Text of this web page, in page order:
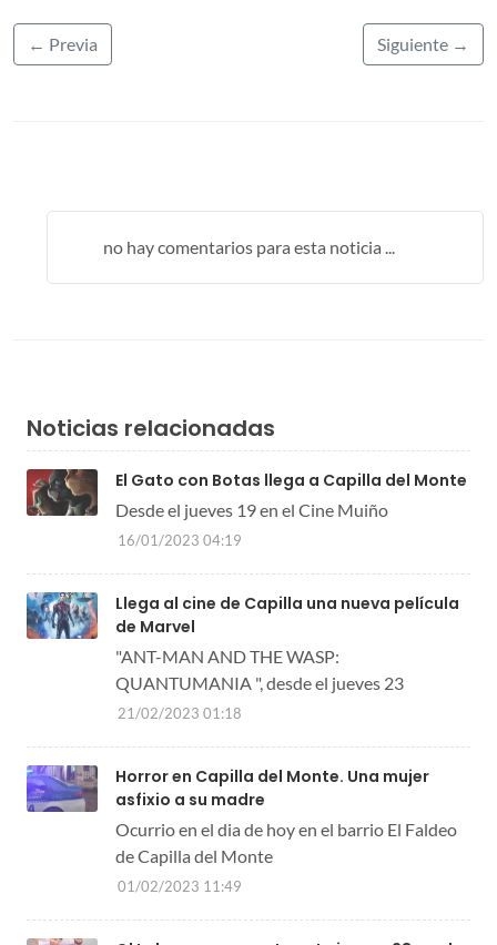
← Previa Siguiente →
no hay comentarios para esta noticia ...
Noticias relacionadas
El Gato con Botas llega a Capilla del Monte
Desde el jueves 19 en el Cine Muiño
16/01/2023 04:19
Llega al cine de Capilla una nueva película
de Marvel
"ANT-MAN AND THE WASP:
QUANTUMANIA ", desde el jueves 23
21/02/2023 01:18
Horror en Capilla del Monte. Una mujer
asfixio a su madre
Ocurrio en el dia de hoy en el barrio El Faldeo
de Capilla del Monte
01/02/2023 11:49